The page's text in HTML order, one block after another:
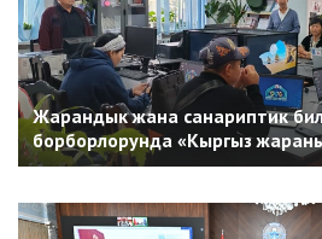
Жарандык жана санариптик
борборлорунда «Кыргыз